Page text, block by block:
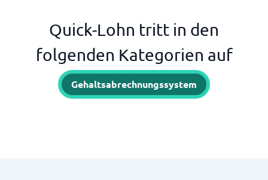
Quick-Lohn tritt in den
folgenden Kategorien auf
Gehaltsabrechnungssystem